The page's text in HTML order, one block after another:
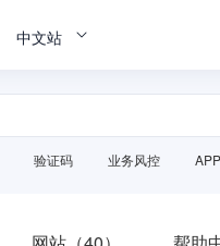
中文站
验证码 业务风控